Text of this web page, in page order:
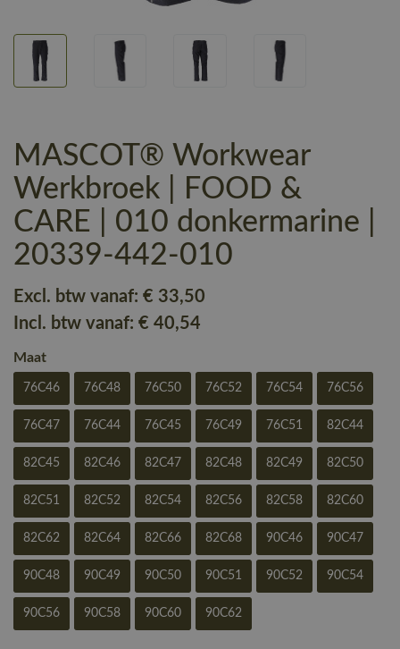
MASCOT® Workwear
Werkbroek | FOOD &
CARE | 010 donkermarine |
20339-442-010
Excl. btw vanaf: € 33,50
Incl. btw vanaf: € 40,54
Maat
76C46 76C48 76C50 76C52 76C54 76C56
76C47 76C44 76C45 76C49 76C51 82C44
82C45 82C46 82C47 82C48 82C49 82C50
82C51 82C52 82C54 82C56 82C58 82C60
82C62 82C64 82C66 82C68 90C46 90C47
90C48 90C49 90C50 90C51 90C52 90C54
90C56 90C58 90C60 90C62